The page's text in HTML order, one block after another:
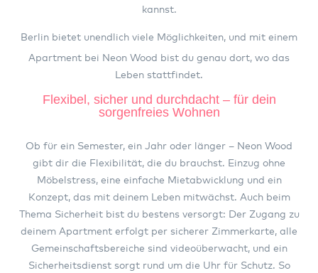
kannst.
Berlin bietet unendlich viele Möglichkeiten, und mit einem
Apartment bei Neon Wood bist du genau dort, wo das
Leben stattfindet.
Flexibel, sicher und durchdacht – für dein
sorgenfreies Wohnen
Ob für ein Semester, ein Jahr oder länger – Neon Wood
gibt dir die Flexibilität, die du brauchst. Einzug ohne
Möbelstress, eine einfache Mietabwicklung und ein
Konzept, das mit deinem Leben mitwächst. Auch beim
Thema Sicherheit bist du bestens versorgt: Der Zugang zu
deinem Apartment erfolgt per sicherer Zimmerkarte, alle
Gemeinschaftsbereiche sind videoüberwacht, und ein
Sicherheitsdienst sorgt rund um die Uhr für Schutz. So